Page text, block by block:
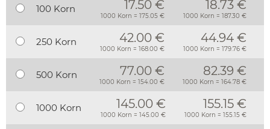
100 Korn 17.50 €
1000 Korn = 175.05 €
18.73 €
1000 Korn = 187.30 €
250 Korn 42.00 €
1000 Korn = 168.00 €
44.94 €
1000 Korn = 179.76 €
500 Korn 77.00 €
1000 Korn = 154.00 €
82.39 €
1000 Korn = 164.78 €
1000 Korn 145.00 €
1000 Korn = 145.00 €
155.15 €
1000 Korn = 155.15 €